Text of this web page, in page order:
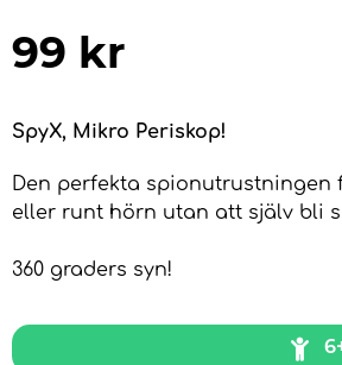
99 kr
SpyX, Mikro Periskop!
Den perfekta spionutrustningen
eller runt hörn utan att själv bli
360 graders syn!